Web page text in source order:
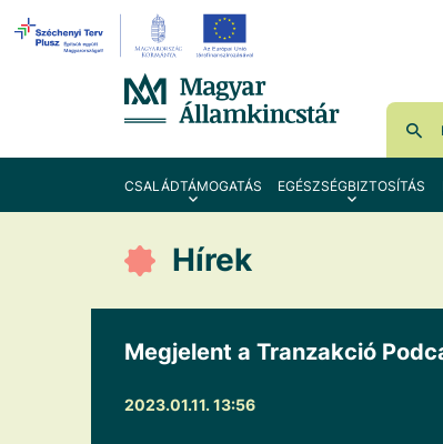
CSALÁDTÁMOGATÁS EGÉSZSÉGBIZTOSÍTÁS
Hírek
Megjelent a Tranzakció
2023.01.11. 13:56